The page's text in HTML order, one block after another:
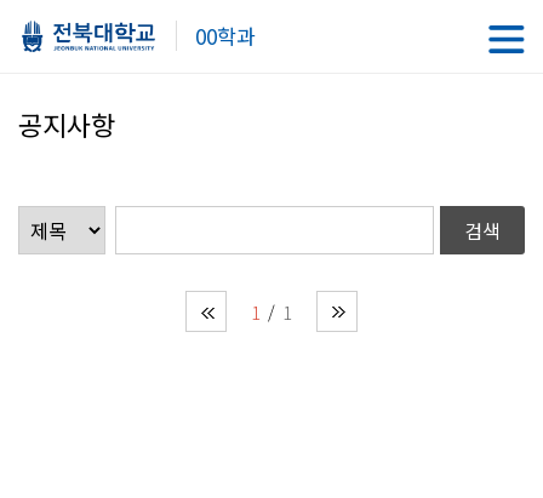
00학과
공지사항
1 1